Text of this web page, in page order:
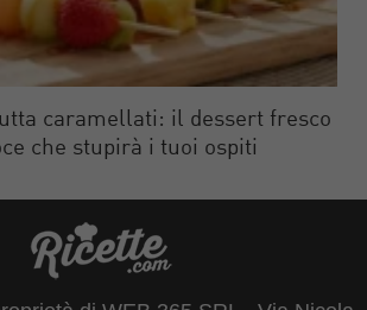
caramellati: il dessert fresco
che stupirà i tuoi ospiti